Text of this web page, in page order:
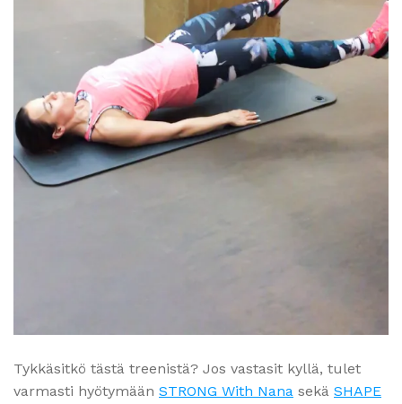
Tykkäsitkö tästä treenistä? Jos vastasit kyllä, tulet
varmasti hyötymään STRONG With Nana sekä SHAPE